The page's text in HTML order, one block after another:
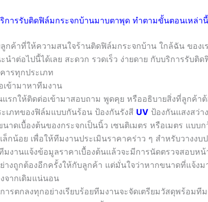
การรับติดฟิล์มกระจกบ้านมาบตาพุด ทำตามขั้นตอนเหล่านี้
กค้าที่ให้ความสนใจร้านติดฟิล์มกระจกบ้าน ใกล้ฉัน ของ
นำต่อไปนี้ได้เลย สะดวก รวดเร็ว ง่ายดาย กับบริการรับติ
ารทุกประเภท
เข้ามาหาทีมงาน
รกให้ติดต่อเข้ามาสอบถาม พูดคุย หรืออธิบายสิ่งที่ลูกค้าต้
ะเภทของฟิล์มแบบกันร้อน ป้องกันรังสี UV ป้องกันแสงสว่
นาดเบื้องต้นของกระจกเป็นนิ้ว เซนติเมตร หรือเมตร แบบก
ล็กน้อย เพื่อให้ทีมงานประเมินราคาคร่าว ๆ สำหรับวางง
มงานแจ้งข้อมูลราคาเบื้องต้นแล้วจะมีการนัดตรวจสอบห
างถูกต้องอีกครั้งให้กับลูกค้า แต่มั่นใจว่าหากขนาดที่แจ้ง
จากเดิมแน่นอน
ารตกลงทุกอย่างเรียบร้อยทีมงานจะจัดเตรียมวัสดุพร้อมที